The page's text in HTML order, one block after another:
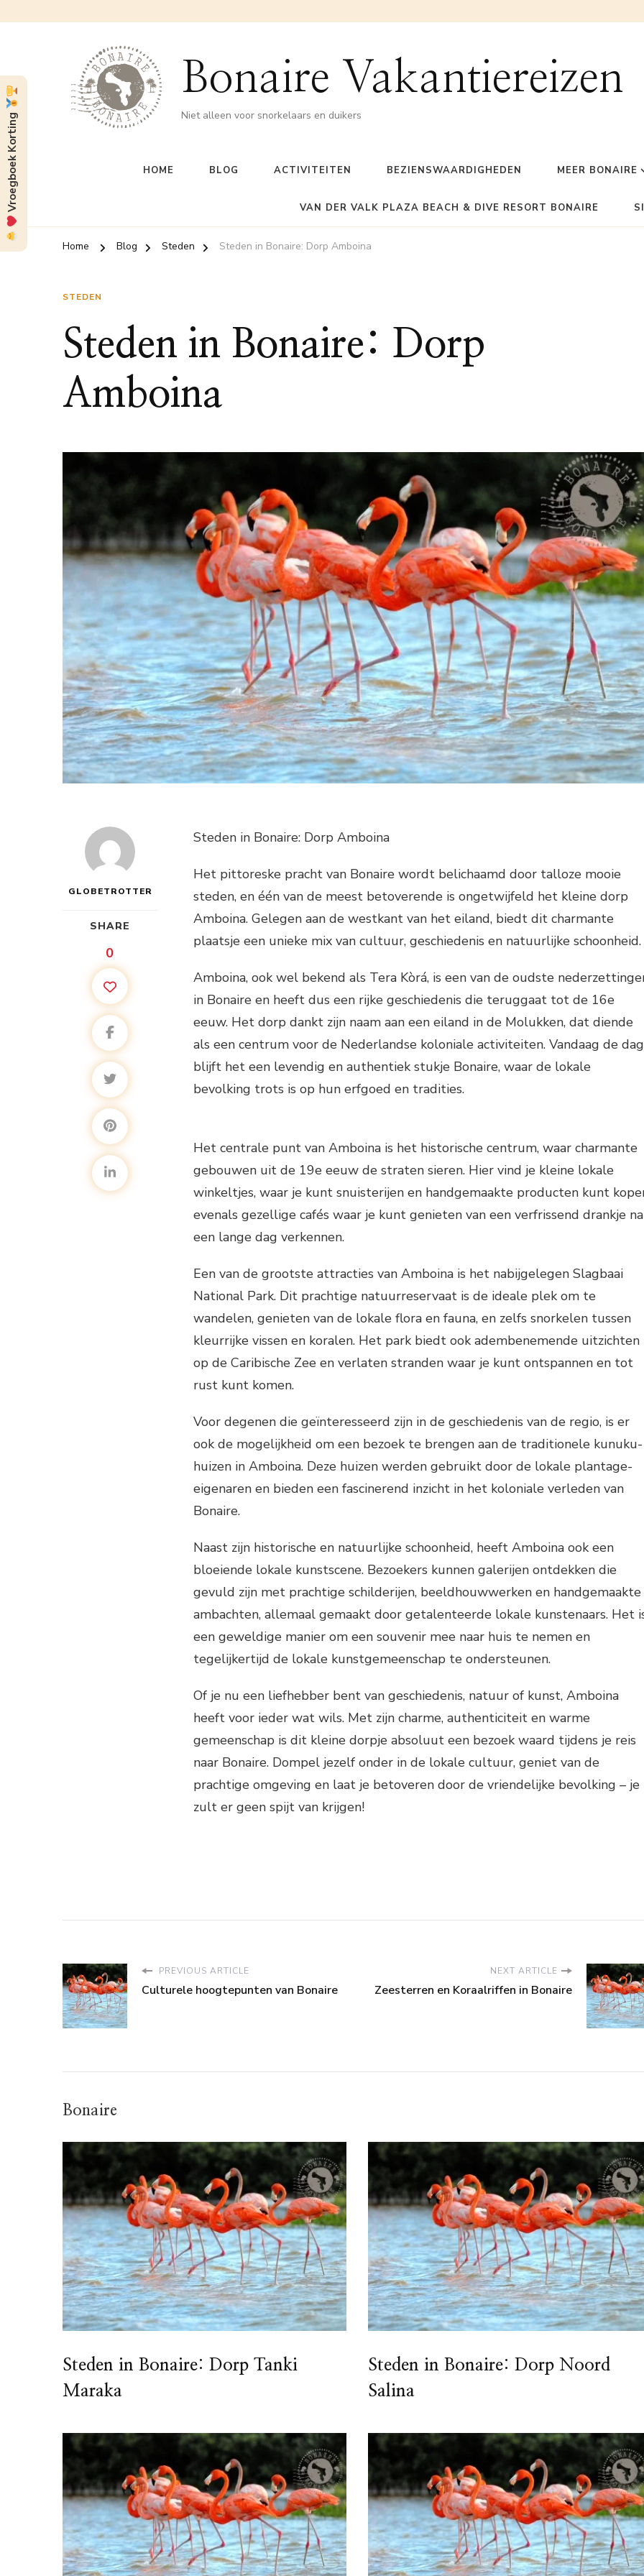
Bonaire Vakantiereizen
Niet alleen voor snorkelaars en duikers
HOME BLOG ACTIVITEITEN BEZIENSWAARDIGHEDEN MEER BONAIRE
VAN DER VALK PLAZA BEACH & DIVE RESORT BONAIRE
Home Blog Steden Steden in Bonaire: Dorp Amboina
STEDEN
Steden in Bonaire: Dorp
Amboina
GLOBETROTTER
SHARE
0
Steden in Bonaire: Dorp Amboina
Het pittoreske pracht van Bonaire wordt belichaamd door talloze mooie
steden, en één van de meest betoverende is ongetwijfeld het kleine dorp
Amboina. Gelegen aan de westkant van het eiland, biedt dit charmante
plaatsje een unieke mix van cultuur, geschiedenis en natuurlijke schoonheid.
Amboina, ook wel bekend als Tera Kòrá, is een van de oudste
in Bonaire en heeft dus een rijke geschiedenis die teruggaat tot de 16e
eeuw. Het dorp dankt zijn naam aan een eiland in de Molukken, dat diende
als een centrum voor de Nederlandse koloniale activiteiten. Vandaag de dag
blijft het een levendig en authentiek stukje Bonaire, waar de lokale
bevolking trots is op hun erfgoed en tradities.
Het centrale punt van Amboina is het historische centrum, waar charmante
gebouwen uit de 19e eeuw de straten sieren. Hier vind je kleine lokale
winkeltjes, waar je kunt snuisterijen en handgemaakte producten kunt
evenals gezellige cafés waar je kunt genieten van een verfrissend drankje na
een lange dag verkennen.
Een van de grootste attracties van Amboina is het nabijgelegen Slagbaai
National Park. Dit prachtige natuurreservaat is de ideale plek om te
wandelen, genieten van de lokale flora en fauna, en zelfs snorkelen tussen
kleurrijke vissen en koralen. Het park biedt ook adembenemende uitzichten
op de Caribische Zee en verlaten stranden waar je kunt ontspannen en tot
rust kunt komen.
Voor degenen die geïnteresseerd zijn in de geschiedenis van de regio, is er
ook de mogelijkheid om een bezoek te brengen aan de traditionele kunuku-
huizen in Amboina. Deze huizen werden gebruikt door de lokale plantage-
eigenaren en bieden een fascinerend inzicht in het koloniale verleden van
Bonaire.
Naast zijn historische en natuurlijke schoonheid, heeft Amboina ook een
bloeiende lokale kunstscene. Bezoekers kunnen galerijen ontdekken die
gevuld zijn met prachtige schilderijen, beeldhouwwerken en handgemaakte
ambachten, allemaal gemaakt door getalenteerde lokale kunstenaars. Het
een geweldige manier om een souvenir mee naar huis te nemen en
tegelijkertijd de lokale kunstgemeenschap te ondersteunen.
Of je nu een liefhebber bent van geschiedenis, natuur of kunst, Amboina
heeft voor ieder wat wils. Met zijn charme, authenticiteit en warme
gemeenschap is dit kleine dorpje absoluut een bezoek waard tijdens je reis
naar Bonaire. Dompel jezelf onder in de lokale cultuur, geniet van de
prachtige omgeving en laat je betoveren door de vriendelijke bevolking – je
zult er geen spijt van krijgen!
PREVIOUS ARTICLE
Culturele hoogtepunten van Bonaire
NEXT ARTICLE
Zeesterren en Koraalriffen in Bonaire
Bonaire
Steden in Bonaire: Dorp Tanki
Maraka
Steden in Bonaire: Dorp Noord
Salina
Vroegboek Korting